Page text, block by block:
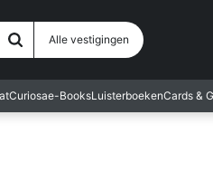
Alle vestigingen Vestiging
Curiosae-BooksLuisterboekenCards &